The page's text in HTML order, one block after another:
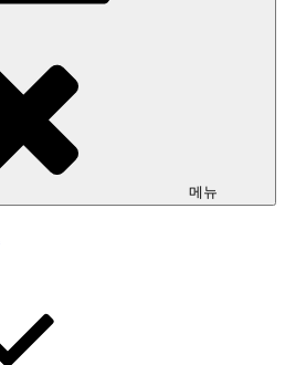
메뉴